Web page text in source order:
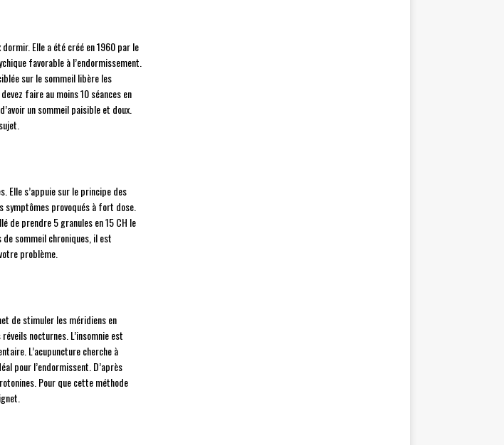
Elle a été créé en 1960 par le
favorable à l’endormissement.
sur le sommeil libère les
faire au moins 10 séances en
un sommeil paisible et doux.
Elle s’appuie sur le principe des
provoqués à fort dose.
de prendre 5 granules en 15 CH le
sommeil chroniques, il est
problème.
de stimuler les méridiens en
nocturnes. L’insomnie est
L’acupuncture cherche à
pour l’endormissent. D’après
Pour que cette méthode